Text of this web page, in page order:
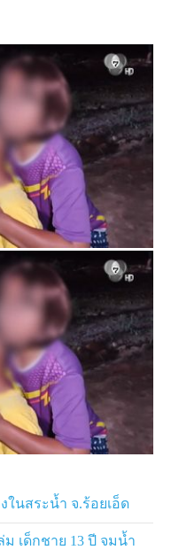
นสระน้ำ จ.ร้อยเอ็ด
ม เด็กชาย 13 ปี จมน้ำ